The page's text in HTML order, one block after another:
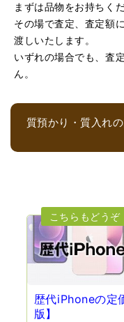
（京都府亀岡市）他
まりお売りしたくな
は電話対応からも誠実
しようと思っておりま
す。
（大阪府大阪市）と
組みもお教えいただ
ました。宜しくお願
ルに詳しいの流石の
まずは品物をお持ちくだ
その場で査定、査定額
渡しいたします。
いずれの場合でも、査
ん。
質預かり・質入れ
歴代iPhoneの定
版】